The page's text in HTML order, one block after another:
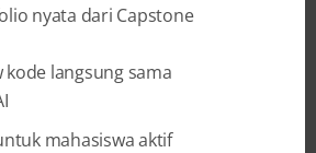
unggulan untuk
memfasilitasi mahasiswa
usaha mereka di bidang
Gates Studio juga
salah satu startup
nyata dari Capstone
kode langsung sama
mahasiswa aktif